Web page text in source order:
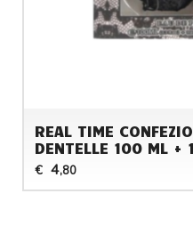
REAL TIME
DENTELLE 100 ML +
€ 4,80